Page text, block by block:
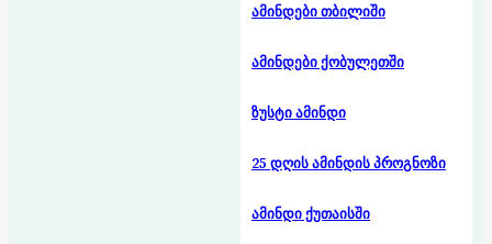
ამინდები თბილიში
ამინდები ქობულეთში
ზუსტი ამინდი
25 დღის ამინდის პროგნოზი
ამინდი ქუთაისში